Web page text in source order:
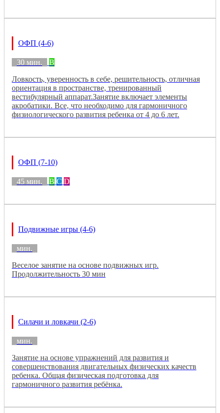
ОФП (4-6)
30 мин.
B
Ловкость, уверенность в себе, решительность, отличная
ориентация в пространстве, тренированный
вестибулярный аппарат.Занятие включает элементы
акробатики. Все, что необходимо для гармоничного
физиологического развития ребенка от 4 до 6 лет.
ОФП (7-10)
45 мин. B C D
Подвижные игры (4-6)
мин.
Веселое занятие на основе подвижных игр.
Продолжительность 30 мин
Силачи и ловкачи (2-6)
мин.
Занятие на основе упражнений для развития и
совершенствования двигательных физических качеств
ребенка. Общая физическая подготовка для
гармоничного развития ребёнка.